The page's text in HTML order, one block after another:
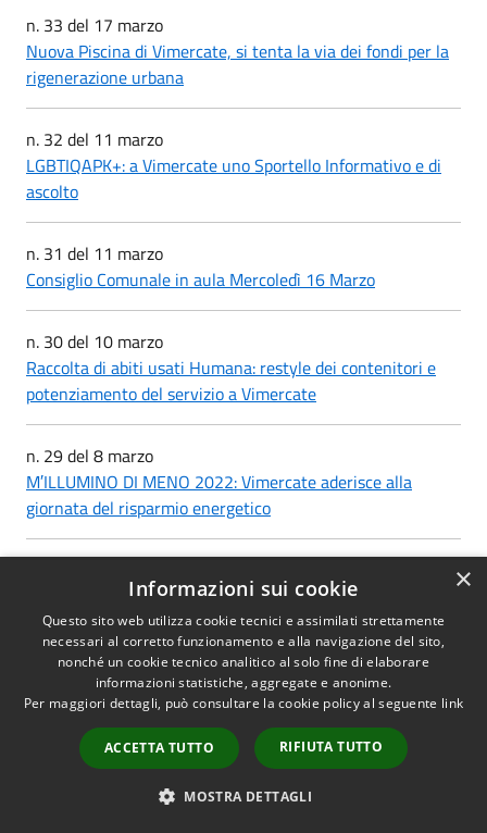
n. 33 del 17 marzo
Nuova Piscina di Vimercate, si tenta la via dei fondi per la
rigenerazione urbana
n. 32 del 11 marzo
LGBTIQAPK+: a Vimercate uno Sportello Informativo e di
ascolto
n. 31 del 11 marzo
Consiglio Comunale in aula Mercoledì 16 Marzo
n. 30 del 10 marzo
Raccolta di abiti usati Humana: restyle dei contenitori e
potenziamento del servizio a Vimercate
n. 29 del 8 marzo
M′ILLUMINO DI MENO 2022: Vimercate aderisce alla
giornata del risparmio energetico
Commercio locale ed emergenza abitativa, fondi e
contributi contro la crisi
n. 27 del 4 marzo
Nuovi interventi deliberati alla Giunta alla scuola
secondaria di primo grado Saltini a Oreno e al cimitero di
Vimercate
×
Informazioni sui cookie
Questo sito web utilizza cookie tecnici e assimilati strettamente
necessari al corretto funzionamento e alla navigazione del sito,
nonché un cookie tecnico analitico al solo fine di elaborare
informazioni statistiche, aggregate e anonime.
Per maggiori dettagli, può consultare la cookie policy al seguente link
ACCETTA TUTTO RIFIUTA TUTTO
MOSTRA DETTAGLI